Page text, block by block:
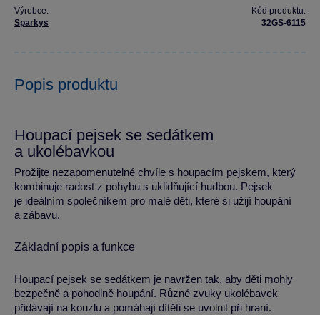
Výrobce:
Sparkys
Kód produktu:
32GS-6115
Popis produktu
Houpací pejsek se sedátkem
a ukolébavkou
Prožijte nezapomenutelné chvíle s houpacím pejskem, který
kombinuje radost z pohybu s uklidňující hudbou. Pejsek
je ideálním společníkem pro malé děti, které si užijí houpání
a zábavu.
Základní popis a funkce
Houpací pejsek se sedátkem je navržen tak, aby děti mohly
bezpečně a pohodlně houpání. Různé zvuky ukolébavek
přidávají na kouzlu a pomáhají dítěti se uvolnit při hraní.